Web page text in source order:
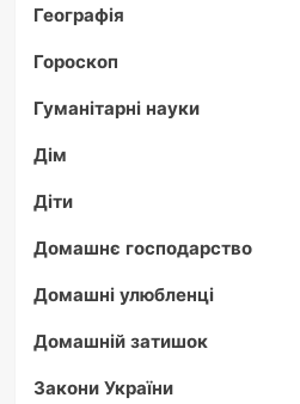
Географія
Гороскоп
Гуманітарні науки
Дім
Діти
Домашнє господарство
Домашні улюбленці
Домашній затишок
Закони України